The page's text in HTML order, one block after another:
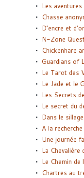
Les
Chasse
D’encre et d’or
N-Zone Quest
Chickenhare
Guardians of
Le Tarot des
Le Jade et le
Les Secrets
Le secret du
Dans le
A la
Une journée
La Chevalière
Le Chemin de
Chartres au